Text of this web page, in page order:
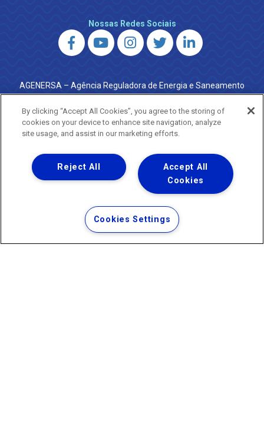
Nossas Redes Sociais
AGENERSA – Agência Reguladora de Energia e Saneamento
do Estado do Rio de Janeiro
0800 024 9040 · (21) 2332-6457 (WhatsApp) ·
ouvidoria@agenersa.rj.gov.br/ouvidoria.agenersa@gmail.com
·http://www.agenersa.rj.gov.br
Uma empresa
Copyright ® 2026 - Todos os Direitos Reservados.
Termos Gerais de Uso de Sites e Aplicativos
Política de Privacidade e Proteção de Dados
By clicking “Accept All Cookies”, you agree to the storing of
cookies on your device to enhance site navigation, analyze
site usage, and assist in our marketing efforts.
Accept All
Cookies
Reject All
Cookies Settings